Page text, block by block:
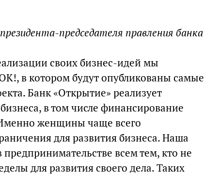
председателя правления банка
своих бизнес-идей мы
в котором будут опубликованы самые
Банк «Открытие» реализует
в том числе финансирование
женщины чаще всего
для развития бизнеса. Наша
всем тем, кто не
для развития своего дела. Таких